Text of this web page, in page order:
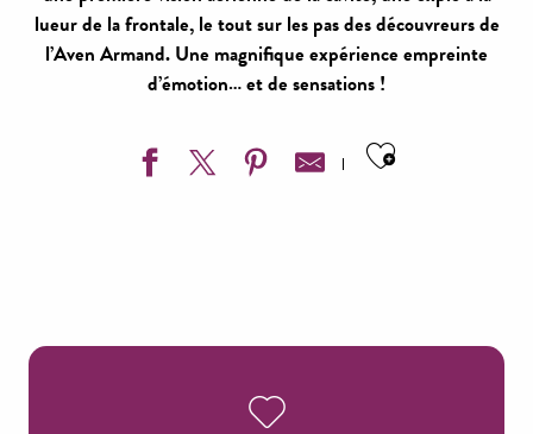
lueur de la frontale, le tout sur les pas des découvreurs de
l’Aven Armand. Une magnifique expérience empreinte
d’émotion… et de sensations !
Ajouter